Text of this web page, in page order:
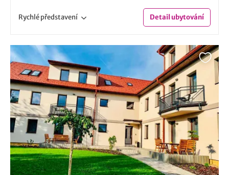
Rychlépředstavení Detailubytování